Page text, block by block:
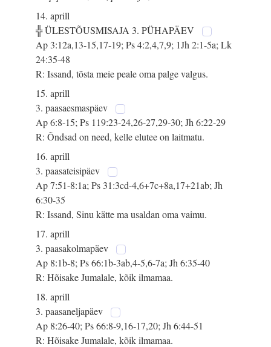
14. aprill
╬ ÜLESTÕUSMISAJA 3. PÜHAPÄEV
Ap 3:12a,13-15,17-19; Ps 4:2,4,7,9; 1Jh 2:1-5a; Lk
24:35-48
R: Issand, tõsta meie peale oma palge valgus.
15. aprill
3. paasaesmaspäev
Ap 6:8-15; Ps 119:23-24,26-27,29-30; Jh 6:22-29
R: Õndsad on need, kelle elutee on laitmatu.
16. aprill
3. paasateisipäev
Ap 7:51-8:1a; Ps 31:3cd-4,6+7c+8a,17+21ab; Jh
6:30-35
R: Issand, Sinu kätte ma usaldan oma vaimu.
17. aprill
3. paasakolmapäev
Ap 8:1b-8; Ps 66:1b-3ab,4-5,6-7a; Jh 6:35-40
R: Hõisake Jumalale, kõik ilmamaa.
18. aprill
3. paasaneljapäev
Ap 8:26-40; Ps 66:8-9,16-17,20; Jh 6:44-51
R: Hõisake Jumalale, kõik ilmamaa.